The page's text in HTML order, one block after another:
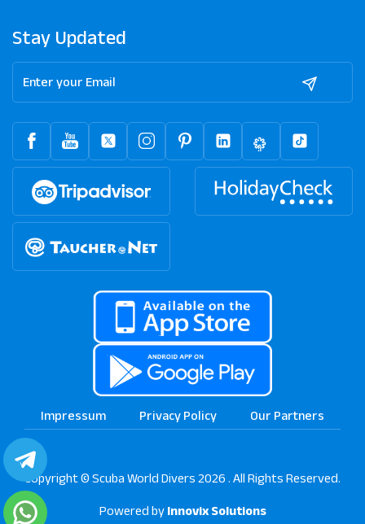
Stay Updated
Impressum Privacy Policy Our Partners
Copyright © Scuba World Divers 2026 . All Rights Reserved.
Powered by Innovix Solutions